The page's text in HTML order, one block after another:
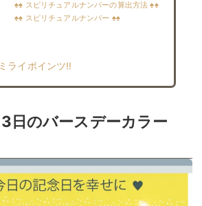
♠♠ スピリチュアルナンバーの算出方法 ♠♠
♠♠ スピリチュアルナンバー ♠♠
ライポインツ!!︎
日のバースデーカラー